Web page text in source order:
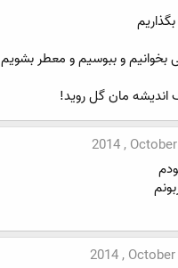
بخوانیم و ببوسیم و معطر بشویم
اندیشه مان گل روید!
2014 ,
2014 ,